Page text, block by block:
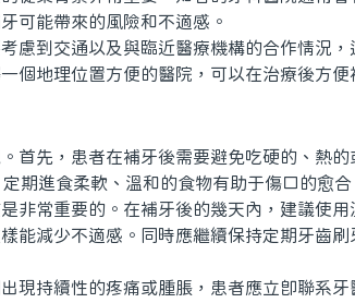
可能帶來的風險和不適感。
到交通以及與臨近醫療機構的合作情況，
個地理位置方便的醫院，可以在治療後方便
先，患者在補牙後需要避免吃硬的、熱的
期進食柔軟、溫和的食物有助于傷口的愈合
常重要的。在補牙後的幾天內，建議使用
能減少不適感。同時應繼續保持定期牙齒刷
持續性的疼痛或腫脹，患者應立即聯系牙